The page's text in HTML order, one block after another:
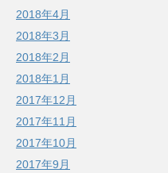
2018年4月
2018年3月
2018年2月
2018年1月
2017年12月
2017年11月
2017年10月
2017年9月